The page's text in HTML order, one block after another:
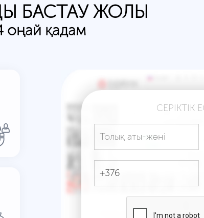
БАСТАУ ЖОЛЫ
4 оңай қадам
СЕРІКТІК